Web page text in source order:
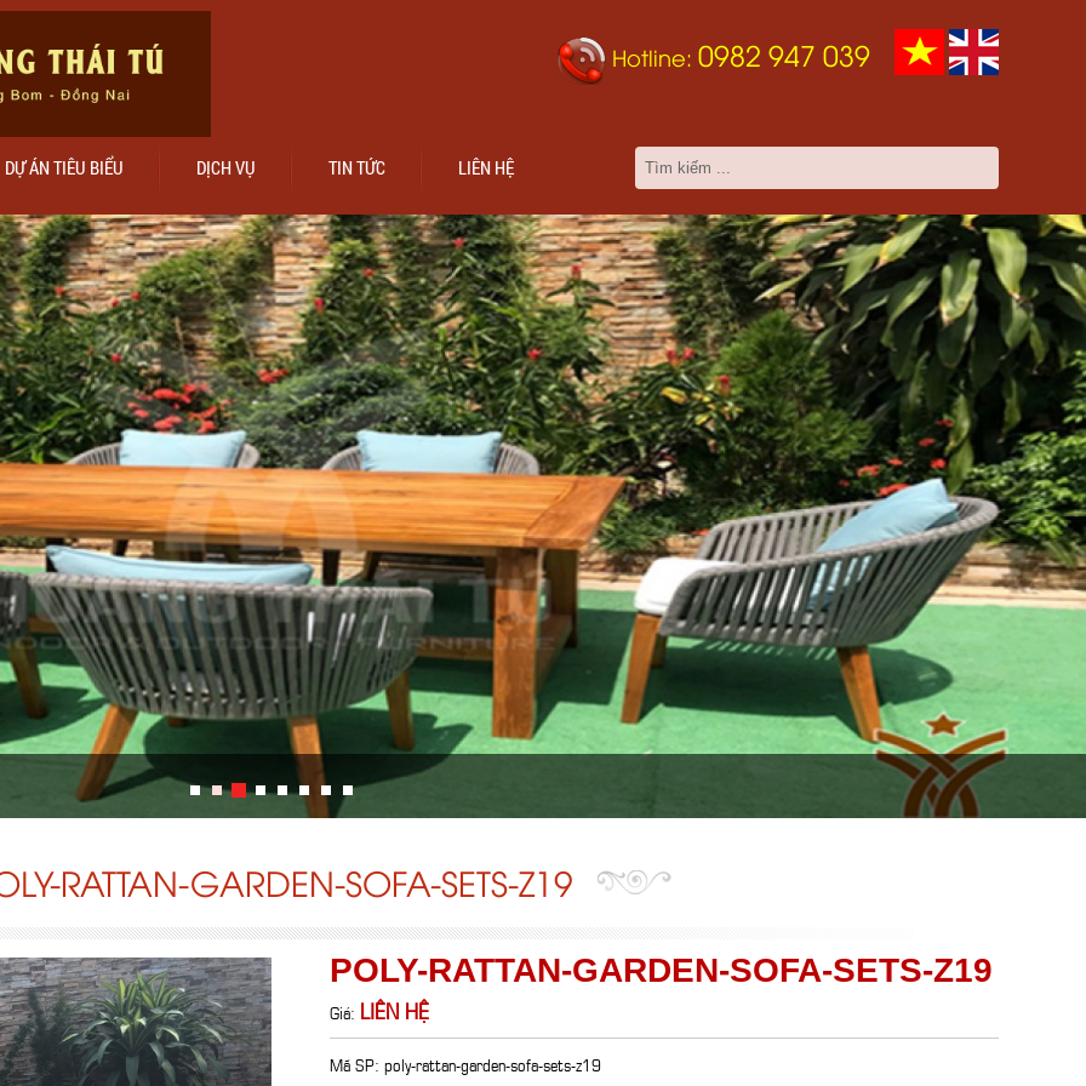
Hotline: 0982 947 039
DỰ ÁN TIÊU BIỂU DỊCH VỤ TIN TỨC LIÊN HỆ
RATTAN-GARDEN-SOFA-SETS-Z19
POLY-RATTAN-GARDEN-SOFA-SETS-Z19
Giá: LIÊN HỆ
Mã SP: poly-rattan-garden-sofa-sets-z19